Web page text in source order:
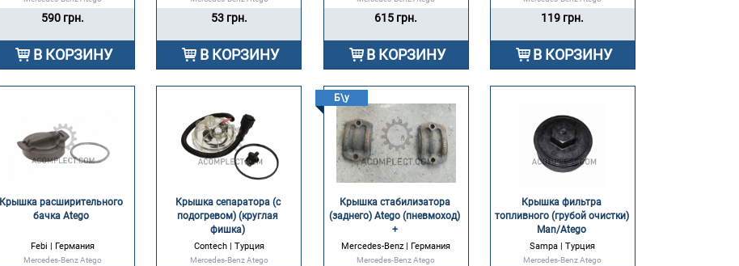
590 грн.
В КОРЗИНУ
53 грн.
В КОРЗИНУ
615 грн.
В КОРЗИНУ
119 грн.
В КОРЗИНУ
Крышка расширительного
бачка Atego
Febi | Германия
Mercedes-Benz Atego
Крышка сепаратора (с
подогревом) (круглая
фишка)
Contech | Турция
Mercedes-Benz Atego
Б\у
Крышка стабилизатора
(заднего) Atego (пневмоход)
+
Mercedes-Benz | Германия
Mercedes-Benz Atego
Крышка фильтра
топливного (грубой очистки)
Man/Atego
Sampa | Турция
Mercedes-Benz Atego